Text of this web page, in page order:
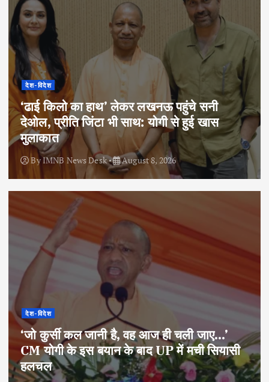
देश-विदेश
‘ढाई किलो का हाथ’ लेकर लखनऊ पहुंचे सनी
देओल, प्रीति जिंटा भी साथ: योगी से हुई खास
मुलाकात
ByIMNB News Desk August 8, 2026
देश-विदेश
‘जो कुर्सी कल जानी है, वह आज ही चली जाए…’
CM योगी के इस बयान के बाद UP में मची सियासी
हलचल